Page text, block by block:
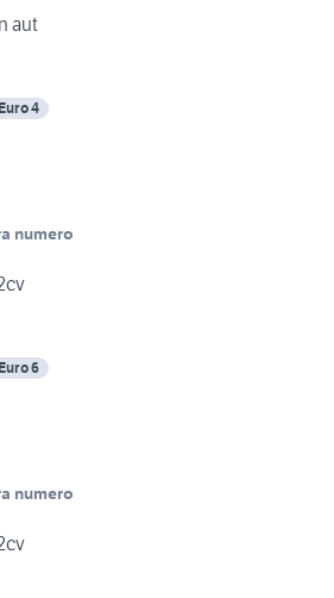
aut
Euro 4
numero
Euro 6
numero